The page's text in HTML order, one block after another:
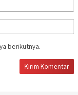
berikutnya.